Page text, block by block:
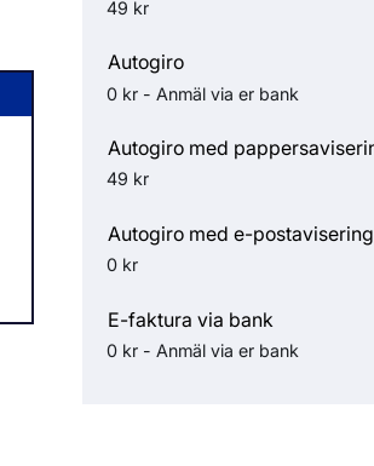
49 kr
Autogiro
0 kr - Anmäl via er bank
Autogiro med
49 kr
Autogiro med e-postavisering
0 kr
E-faktura via bank
0 kr - Anmäl via er bank